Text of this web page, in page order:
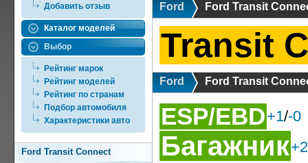
Добавить отзыв
Каталог моделей
Выбор
Рейтинг марок
Рейтинг моделей
Рейтинг по странам
Подбор автомобиля
Характеристики авто
Ford Transit Connect
Ford Ford Transit
Transit
Ford Ford Transit
ESP/EBD+1/-0
Багажник+2